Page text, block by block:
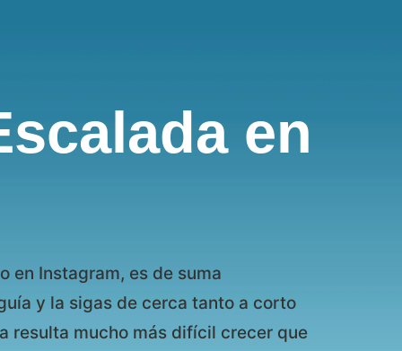
en
en Instagram, es de suma
y la sigas de cerca tanto a corto
resulta mucho más difícil crecer que